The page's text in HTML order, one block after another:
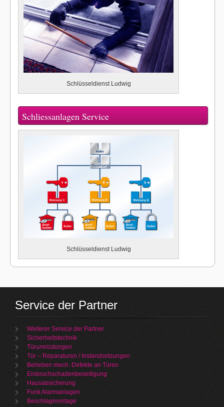
Schlüsseldienst Ludwig
Schliessanlagen Service
Schlüsseldienst Ludwig
Service der Partner
Weiterer Service der Partner
Sicherheitstechnik
Türumrüstungen
Tür – Reparaturen / Instandsetzungen
Beheben mech. Defekte an Türen
Einbruchschadenbeseitigung
Hausabsicherung
Funk Alarmanlagen
Beschlagmontage